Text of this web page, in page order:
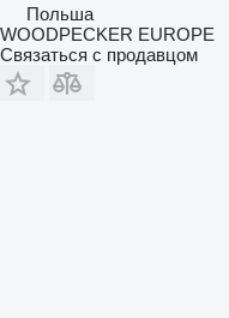
Польша
WOODPECKER EUROPE
Связаться с продавцом